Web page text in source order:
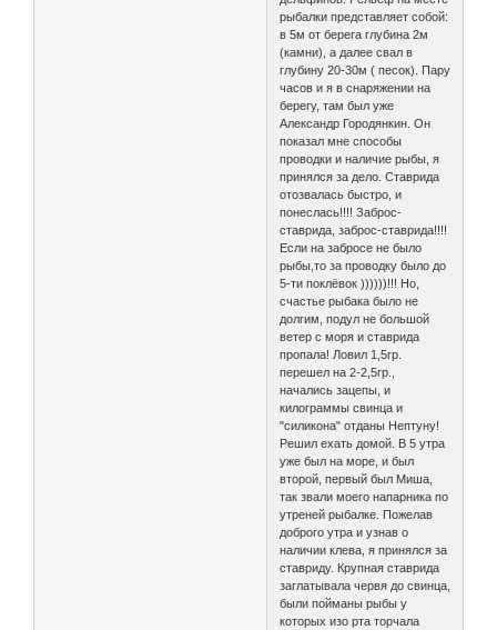
рыбалки представляет собой:
в 5м от берега глубина 2м
(камни), а далее свал в
глубину 20-30м ( песок). Пару
часов и я в снаряжении на
берегу, там был уже
Александр Городянкин. Он
показал мне способы
проводки и наличие рыбы, я
принялся за дело. Ставрида
отозвалась быстро, и
понеслась!!!! Заброс-
ставрида, заброс-ставрида!!!!
Если на забросе не было
рыбы,то за проводку было до
5-ти поклёвок ))))))!!! Но,
счастье рыбака было не
долгим, подул не большой
ветер с моря и ставрида
пропала! Ловил 1,5гр.
перешел на 2-2,5гр.,
начались зацепы, и
килограммы свинца и
"силикона" отданы Нептуну!
Решил ехать домой. В 5 утра
уже был на море, и был
второй, первый был Миша,
так звали моего напарника по
утреней рыбалке. Пожелав
доброго утра и узнав о
наличии клева, я принялся за
ставриду. Крупная ставрида
заглатывала червя до свинца,
были пойманы рыбы у
которых изо рта торчала